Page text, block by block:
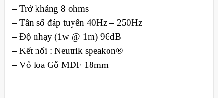
– Trở kháng 8 ohms
– Tần số đáp tuyến 40Hz – 250Hz
– Độ nhạy (1w @ 1m) 96dB
– Kết nối : Neutrik speakon®
– Vỏ loa Gỗ MDF 18mm